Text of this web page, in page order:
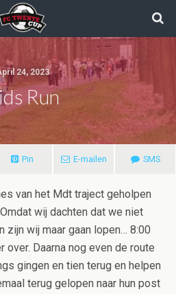
24, 2023
Run
Pin E-mailen SMS
van het Mdt traject geholpen
wij dachten dat we niet
zijn wij maar gaan lopen… 8:00
over. Daarna nog even de route
gingen en tien terug en helpen
terug gelopen naar hun post